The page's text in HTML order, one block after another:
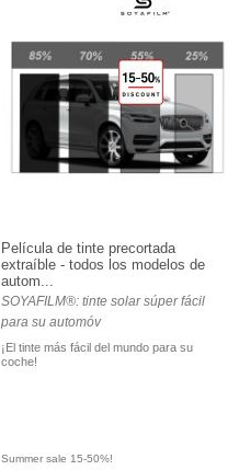
Película de tinte precortada
extraíble - todos los modelos de
autom...
SOYAFILM®: tinte solar súper fácil
para su automóv
¡El tinte más fácil del mundo para su
coche!
Summer sale 15-50%!